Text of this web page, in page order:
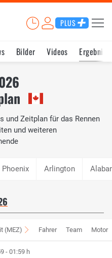
PLUS
Bilder Videos
und Zeitplan für das Rennen
und weiteren
Phoenix Arlington
(MEZ) Fahrer Team Motor
- 01:59 h